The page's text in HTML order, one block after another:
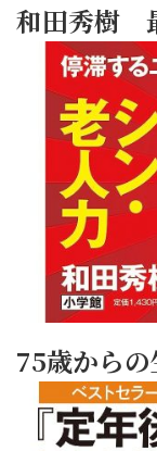
和田秀樹
75歳から